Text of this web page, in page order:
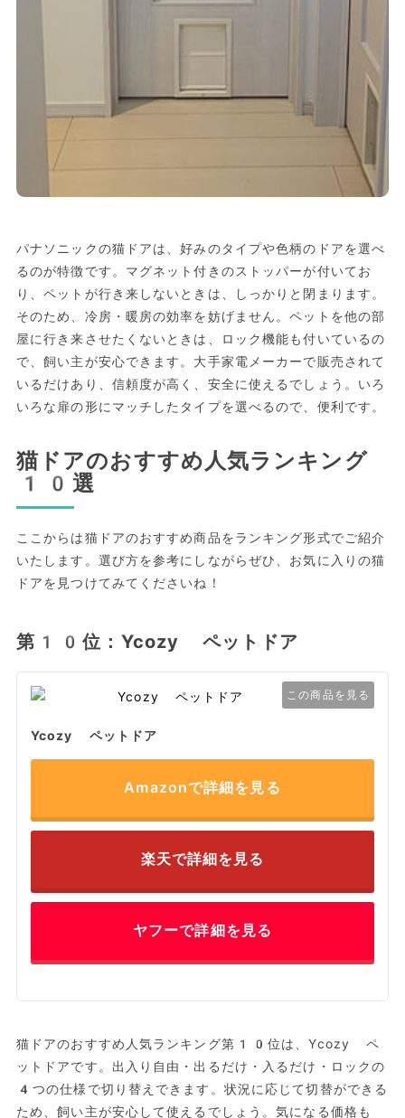
パナソニックの猫ドアは、好みのタイプや色柄のドアを選べ
るのが特徴です。マグネット付きのストッパーが付いてお
り、ペットが行き来しないときは、しっかりと閉まります。
そのため、冷房・暖房の効率を妨げません。ペットを他の部
屋に行き来させたくないときは、ロック機能も付いているの
で、飼い主が安心できます。大手家電メーカーで販売されて
いるだけあり、信頼度が高く、安全に使えるでしょう。いろ
いろな扉の形にマッチしたタイプを選べるので、便利です。
猫ドアのおすすめ人気ランキング
10選
ここからは猫ドアのおすすめ商品をランキング形式でご紹介
いたします。選び方を参考にしながらぜひ、お気に入りの猫
ドアを見つけてみてくださいね！
第10位：Ycozy ペットドア
この商品を見る
Ycozy ペットドア
Amazonで詳細を見る
楽天で詳細を見る
ヤフーで詳細を見る
猫ドアのおすすめ人気ランキング第10位は、Ycozy ペ
ットドアです。出入り自由・出るだけ・入るだけ・ロックの
4つの仕様で切り替えできます。状況に応じて切替ができる
ため、飼い主が安心して使えるでしょう。気になる価格も